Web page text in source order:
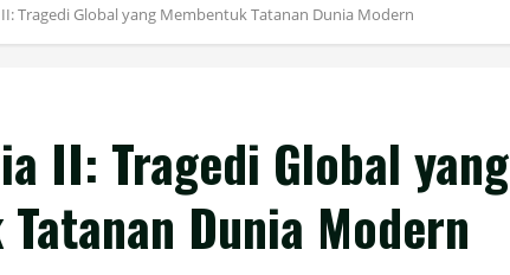
Tragedi Global yang Membentuk Tatanan Dunia Modern
II: Tragedi Global yang
Dunia Modern